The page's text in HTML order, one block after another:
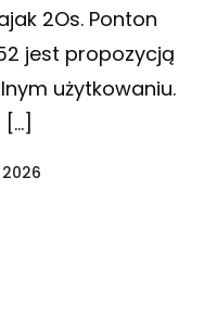
2Os. Ponton
jest propozycją
użytkowaniu.